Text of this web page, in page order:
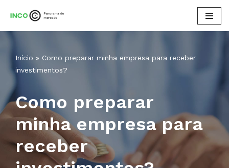
Início » Como preparar minha empresa para receber
investimentos?
Como preparar
minha empresa para
receber